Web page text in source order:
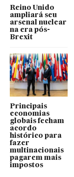
Reino Unido
ampliará seu
arsenal nuclear
na era pós-
Brexit
Principais
economias
globais fecham
acordo
histórico para
fazer
multinacionais
pagarem mais
impostos